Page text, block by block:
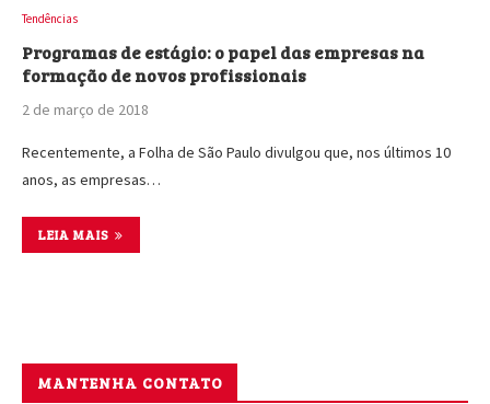
Tendências
Programas de estágio: o papel das empresas na
formação de novos profissionais
2 de março de 2018
Recentemente, a Folha de São Paulo divulgou que, nos últimos 10
anos, as empresas…
LEIA MAIS
MANTENHA CONTATO